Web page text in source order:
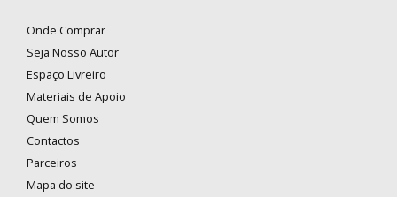
Onde Comprar
Seja Nosso Autor
Espaço Livreiro
Materiais de Apoio
Quem Somos
Contactos
Parceiros
Mapa do site